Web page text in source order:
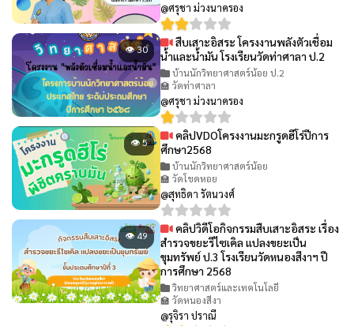
@ศรุชา ม่วงนาครอง
👁 30
สืบเสาะอิสระ โครงงานพลังตัวเชื่อม
น้ำและน้ำมัน โรงเรียนวัดท่าศาลา ป.2
บ้านนักวิทยาศาสตร์น้อย ป.2
🏫 วัดท่าศาลา
@ศรุชา ม่วงนาครอง
👁 5
คลิปVDOโครงงานมะกรูดฮีโร่ปีการ
ศึกษา2568
บ้านนักวิทยาศาสตร์น้อย
🏫 วัดโขดหอย
@สุทธิดา รัตนวงศ์
👁 49
คลิปวิดีโอกิจกรรมสืบเสาะอิสระ เรื่อง
สำรวจขยะรีไซเคิล แปลงขยะเป็น
ขุมทรัพย์ ป.3 โรงเรียนวัดหนองสีงาฯ ปี
การศึกษา 2568
วิทยาศาสตร์และเทคโนโลยี
🏫 วัดหนองสีงา
@รุจิรา ปราณี